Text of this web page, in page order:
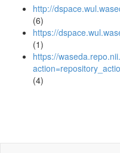
http://
(6)
https://
(1)
https://
(4)